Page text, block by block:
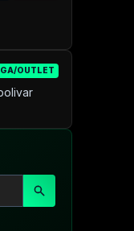
OUTLET